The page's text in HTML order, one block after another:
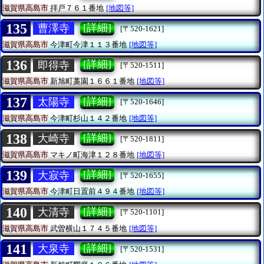
滋賀県高島市 拝戸７６１番地 [地図等]
135 曹澤寺 [詳細]
[〒520-1621]
滋賀県高島市今津町今津１１３番地 [地図等]
136 即得寺 [詳細]
[〒520-1511]
滋賀県高島市新旭町藁園１６６１番地 [地図等]
137 太陽寺 [詳細]
[〒520-1646]
滋賀県高島市今津町杉山１４２番地 [地図等]
138 大崎寺 [詳細]
[〒520-1811]
滋賀県高島市 マキノ町海津１２８番地 [地図等]
139 大寂寺 [詳細]
[〒520-1655]
滋賀県高島市今津町日置前４９４番地 [地図等]
140 大清寺 [詳細]
[〒520-1101]
滋賀県高島市 武曽横山１７４５番地 [地図等]
141 大泉寺 [詳細]
[〒520-1531]